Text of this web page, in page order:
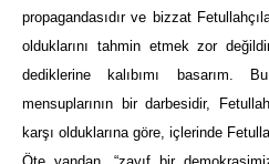
propagandasıdır ve bizzat
olduklarını tahmin etmek zor
dediklerine kalıbımı basarım.
mensuplarının bir darbesidir,
karşı olduklarına göre, içlerinde